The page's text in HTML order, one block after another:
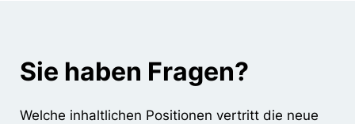
Sie haben Fragen?
Welche inhaltlichen Positionen vertritt die neue